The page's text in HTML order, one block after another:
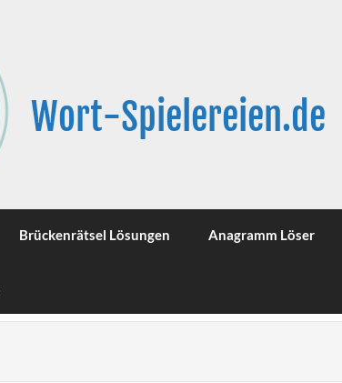
Wort-Spielereien.de
Brückenrätsel Lösungen Anagramm Löser